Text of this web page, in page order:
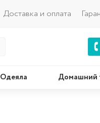
Доставка и оплата
Одеяла Домашний